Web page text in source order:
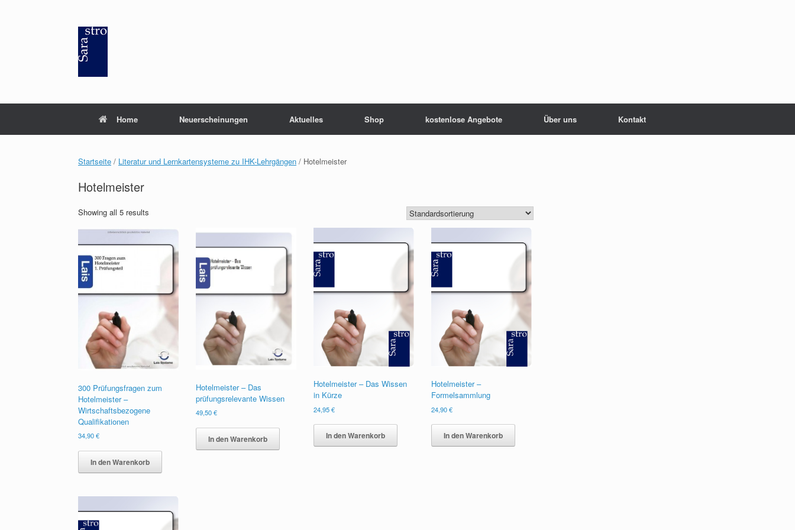
Home Neuerscheinungen Aktuelles Shop kostenlose Angebote Über uns Kontakt
Startseite / Literatur und Lernkartensysteme zu IHK-Lehrgängen / Hotelmeister
Hotelmeister
Showing all 5 results
300 Prüfungsfragen zum
Hotelmeister –
Wirtschaftsbezogene
Qualifikationen
34,90€
In den Warenkorb
Hotelmeister – Das
prüfungsrelevante Wissen
49,50€
In den Warenkorb
Hotelmeister – Das Wissen
in Kürze
24,95€
In den Warenkorb
Hotelmeister –
Formelsammlung
24,90€
In den Warenkorb